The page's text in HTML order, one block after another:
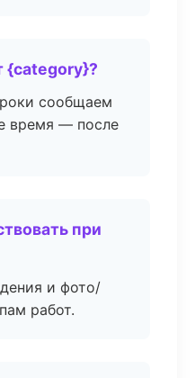
{category}?
сообщаем
время — после
при
и фото/
работ.